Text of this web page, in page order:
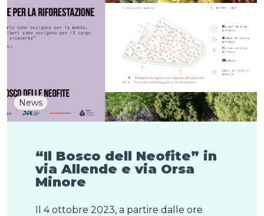
News
“Il Bosco dell Neofite” in
via Allende e via Orsa
Minore
Il 4 ottobre 2023, a partire dalle ore